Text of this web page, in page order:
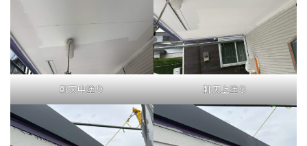
軒天中塗り 軒天上塗り